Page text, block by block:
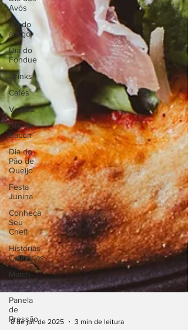
Avós
dia do
amigo
Dia do
Fondue
Drinks
Cafés
Vinhos
Dia do
Bacon
Dia do
Pão de
Queijo
Festa
Junina
Conheça
Seu
Chef!
Histórias
Culinárias
Match
Convida
Panela
de
Pressão